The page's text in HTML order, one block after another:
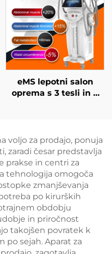
glavami, valovne
dolžine 755 nm, 808
nm, 940 nm, 1064 nm
eMS lepotni salon
oprema s 3 tesli in 4
voljo za prodajo, ponuja
zaradi česar predstavlja
prakse in centri za
tehnologija omogoča
zmanjševanja
po kirurških
obdobju
in priročnost
takojšen povratek k
sejah. Aparat za